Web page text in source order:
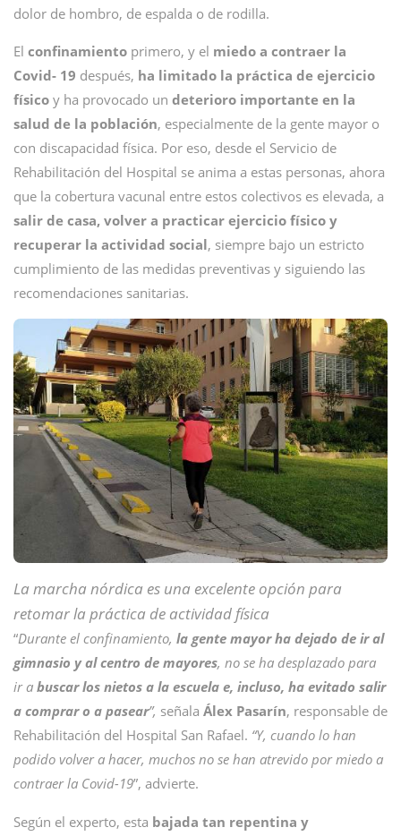
dolor de hombro, de espalda o de rodilla.
El confinamiento primero, y el miedo a contraer la
Covid- 19 después, ha limitado la práctica de ejercicio
físico y ha provocado un deterioro importante en la
salud de la población, especialmente de la gente mayor o
con discapacidad física. Por eso, desde el Servicio de
Rehabilitación del Hospital se anima a estas personas, ahora
que la cobertura vacunal entre estos colectivos es elevada, a
salir de casa, volver a practicar ejercicio físico y
recuperar la actividad social, siempre bajo un estricto
cumplimiento de las medidas preventivas y siguiendo las
recomendaciones sanitarias.
La marcha nórdica es una excelente opción para
retomar la práctica de actividad física
“Durante el confinamiento, la gente mayor ha dejado de ir al
gimnasio y al centro de mayores, no se ha desplazado para
ir a buscar los nietos a la escuela e, incluso, ha evitado salir
a comprar o a pasear”, señala Álex Pasarín, responsable de
Rehabilitación del Hospital San Rafael. “Y, cuando lo han
podido volver a hacer, muchos no se han atrevido por miedo a
contraer la Covid-19”, advierte.
Según el experto, esta bajada tan repentina y